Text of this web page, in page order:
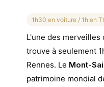
1h30 en voiture / 1h en
L'une des merveilles
trouve à seulement
Rennes. Le Mont-
patrimoine mondial